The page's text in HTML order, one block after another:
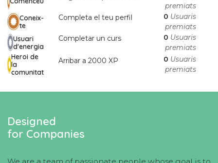
premiats
Coneix-
te
Completa el teu perfil 0 Usuaris
premiats
Usuari
d'energia
Completar un curs 0 Usuaris
premiats
Heroi de
la
comunitat
Arribar a 2000 XP 0 Usuaris
premiats
Designed
for Companies